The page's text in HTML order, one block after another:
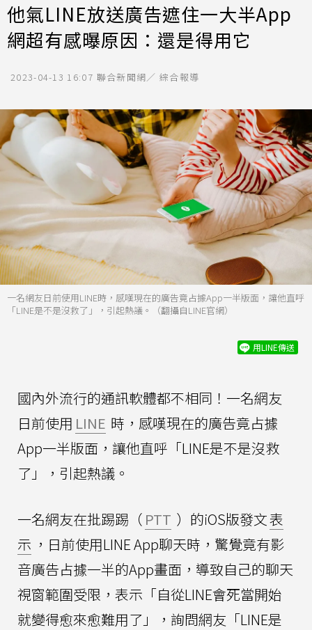
他氣LINE放送廣告遮住一大半App
網超有感曝原因：還是得用它
2023-04-13 16:07 聯合新聞網／ 綜合報導
一名網友日前使用LINE時，感嘆現在的廣告竟占據App一半版面，讓他直呼
「LINE是不是沒救了」，引起熱議。（翻攝自LINE官網）
用LINE傳送
國內外流行的通訊軟體都不相同！一名網友
日前使用 LINE 時，感嘆現在的廣告竟占據
App一半版面，讓他直呼「LINE是不是沒救
了」，引起熱議。
一名網友在批踢踢（ PTT ）的iOS版發文表
示 ，日前使用LINE App聊天時，驚覺竟有影
音廣告占據一半的App畫面，導致自己的聊天
視窗範圍受限，表示「自從LINE會死當開始
就變得愈來愈難用了」，詢問網友「LINE是